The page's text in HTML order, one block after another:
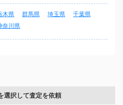
木県 群馬県 埼玉県
千葉県
奈川県
選択して査定を依頼